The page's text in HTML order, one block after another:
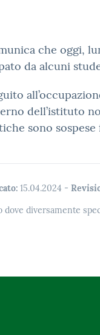
che oggi,
da alcuni
dell’istituto
sono
15.04.2024 -
dove diversamente